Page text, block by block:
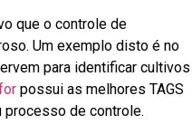
que o controle de
Um exemplo disto é no
para identificar cultivos
possui as melhores TAGS
processo de controle.